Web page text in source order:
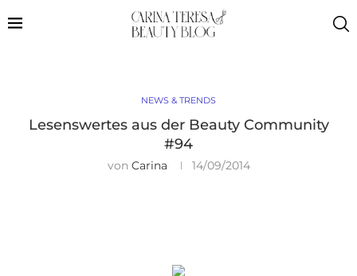
NEWS & TRENDS
Lesenswertes aus der Beauty Community
#94
von Carina 14/09/2014